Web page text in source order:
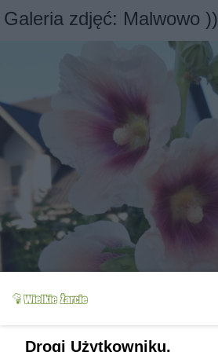
Galeria zdjęć: Malwowo ))
Drogi Użytkowniku,